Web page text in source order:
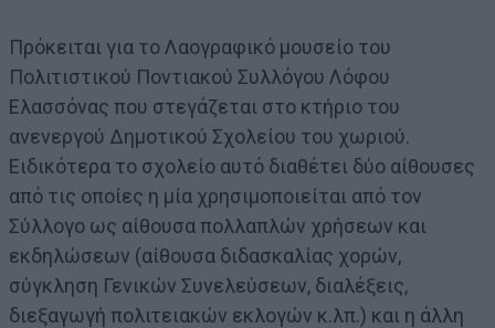
Πρόκειται για το Λαογραφικό μουσείο του
Πολιτιστικού Ποντιακού Συλλόγου Λόφου
Ελασσόνας που στεγάζεται στο κτήριο του
ανενεργού Δημοτικού Σχολείου του χωριού.
Ειδικότερα το σχολείο αυτό διαθέτει δύο αίθουσες
από τις οποίες η μία χρησιμοποιείται από τον
Σύλλογο ως αίθουσα πολλαπλών χρήσεων και
εκδηλώσεων (αίθουσα διδασκαλίας χορών,
σύγκληση Γενικών Συνελεύσεων, διαλέξεις,
διεξαγωγή πολιτειακών εκλογών κ.λπ.) και η άλλη